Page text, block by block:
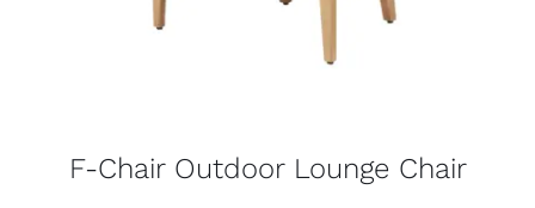
F-Chair Outdoor Lounge Chair